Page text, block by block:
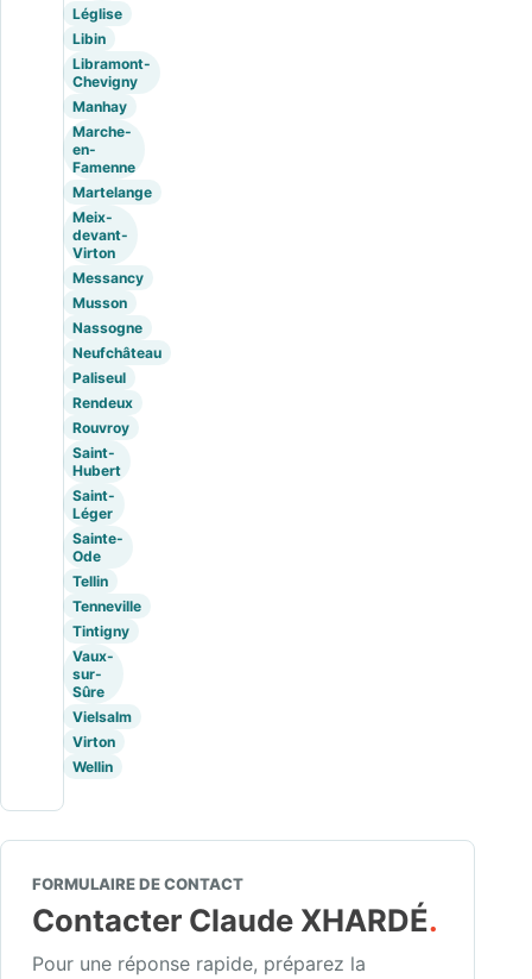
Léglise
Libin
Libramont-
Chevigny
Manhay
Marche-
en-
Famenne
Martelange
Meix-
devant-
Virton
Messancy
Musson
Nassogne
Neufchâteau
Paliseul
Rendeux
Rouvroy
Saint-
Hubert
Saint-
Léger
Sainte-
Ode
Tellin
Tenneville
Tintigny
Vaux-
sur-
Sûre
Vielsalm
Virton
Wellin
FORMULAIRE DE CONTACT
Contacter Claude XHARDÉ.
Pour une réponse rapide, préparez la